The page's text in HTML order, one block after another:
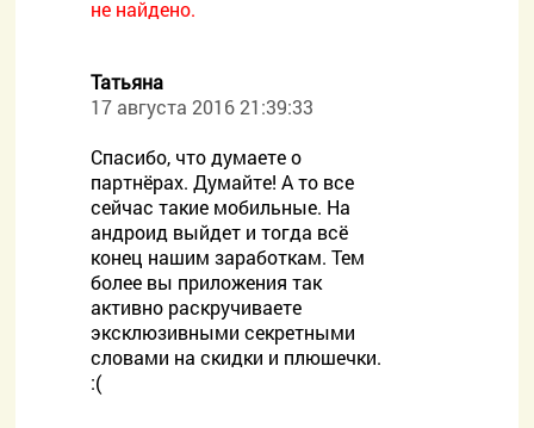
не найдено.
Татьяна
17 августа 2016 21:39:33
Спасибо, что думаете о
партнёрах. Думайте! А то все
сейчас такие мобильные. На
андроид выйдет и тогда всё
конец нашим заработкам. Тем
более вы приложения так
активно раскручиваете
эксклюзивными секретными
словами на скидки и плюшечки.
:(